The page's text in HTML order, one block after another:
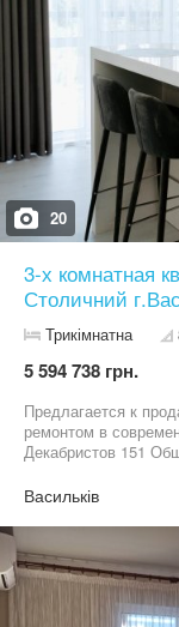
20
3-х комнатная
Столичний
Трикімнатна
5 594 738 грн.
Предлагается к
ремонтом в
Декабристов 151
планировкой (две
качественных
укомплектована
ведущих мировых
Современный
придает квартире
Васильків